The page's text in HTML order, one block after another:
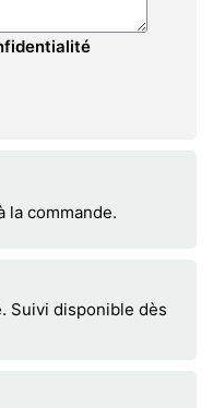
la commande.
Suivi disponible dès